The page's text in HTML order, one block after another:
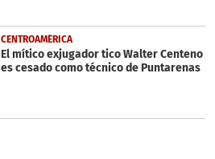
CENTROAMÉRICA
El mítico exjugador tico Walter Centeno
es cesado como técnico de Puntarenas